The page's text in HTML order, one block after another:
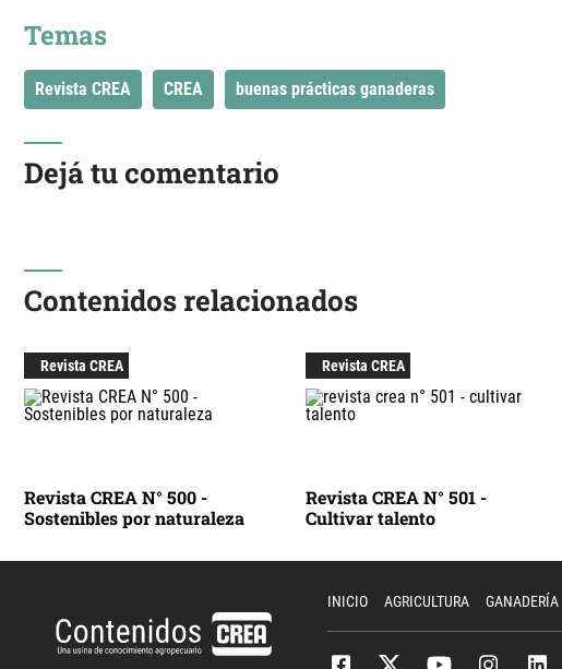
Temas
Revista CREA CREA buenas prácticas ganaderas
Dejá tu comentario
Contenidos relacionados
Revista CREA
Revista CREA N° 500 -
Sostenibles por naturaleza
Revista CREA
Revista CREA N° 501 -
Cultivar talento
INICIO AGRICULTURA GANADERÍA